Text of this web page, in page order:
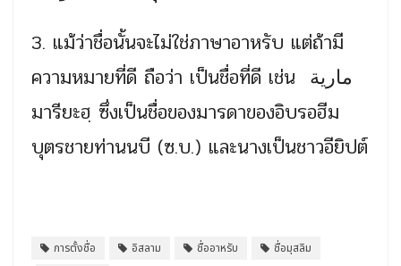
3. แม้ว่าชื่อนั้นจะไม่ใช่ภาษาอาหรับ แต่ถ้ามี
ความหมายที่ดี ถือว่า เป็นชื่อที่ดี เช่น مارية
มารียะฮฺ ซึ่งเป็นชื่อของมารดาของอิบรอฮีม
บุตรชายท่านนบี (ซ.บ.) และนางเป็นชาวอียิปต์
การตั้งชื่อ อิสลาม ชื่ออาหรับ
ชื่อมุสลิม